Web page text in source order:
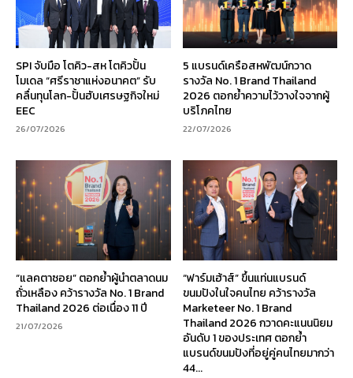
SPI จับมือ โตคิว-สห โตคิวปั้น
โมเดล “ศรีราชาแห่งอนาคต” รับ
คลื่นทุนโลก-ปั้นฮับเศรษฐกิจใหม่
EEC
26/07/2026
5 แบรนด์เครือสหพัฒน์กวาด
รางวัล No. 1 Brand Thailand
2026 ตอกย้ำความไว้วางใจจากผู้
บริโภคไทย
22/07/2026
“แลคตาซอย” ตอกย้ำผู้นำตลาดนม
ถั่วเหลือง คว้ารางวัล No. 1 Brand
Thailand 2026 ต่อเนื่อง 11 ปี
21/07/2026
“ฟาร์มเฮ้าส์” ขึ้นแท่นแบรนด์
ขนมปังในใจคนไทย คว้ารางวัล
Marketeer No. 1 Brand
Thailand 2026 กวาดคะแนนนิยม
อันดับ 1 ของประเทศ ตอกย้ำ
แบรนด์ขนมปังที่อยู่คู่คนไทยมากว่า
44...